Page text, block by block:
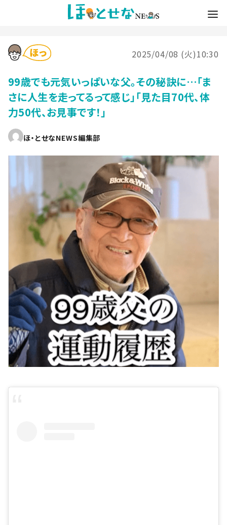
2025/04/08 (火)10:30
99歳でも元気いっぱいな父。その秘訣に…「ま
さに人生を走ってるって感じ」「見た目70代、体
力50代、お見事です！」
ほ・とせなNEWS編集部